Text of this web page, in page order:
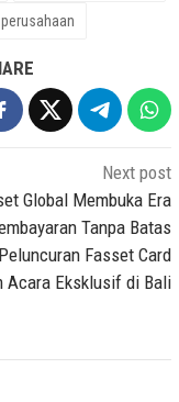
Next post
Global Membuka Era
Tanpa Batas
Fasset Card
Acara Eksklusif di Bali